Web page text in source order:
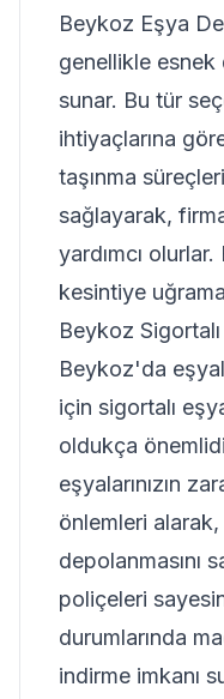
Beykoz Eşya
genellikle esnek
sunar. Bu tür
ihtiyaçlarına
taşınma
sağlayarak,
yardımcı
kesintiye
Beykoz
Beykoz'da
için sigortalı
oldukça
eşyalarınızın
önlemleri
depolanmasını
poliçeleri
durumlarında
indirme imkanı